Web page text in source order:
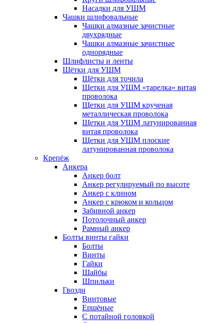
Насадки для УШМ
Чашки шлифовальные
Чашки алмазные зачистные
двухрядные
Чашки алмазные зачистные
однорядные
Шлифлисты и ленты
Щётки для УШМ
Щётки для точила
Щетки для УШМ «тарелка» витая
проволока
Щетки для УШМ крученая
металлическая проволока
Щетки для УШМ латунированная
витая проволока
Щетки для УШМ плоские
латунированная проволока
Крепёж
Анкера
Анкер болт
Анкер регулируемый по высоте
Анкер с клином
Анкер с крюком и кольцом
Забивной анкер
Потолочный анкер
Рамный анкер
Болты винты гайки
Болты
Винты
Гайки
Шайбы
Шпильки
Гвозди
Винтовые
Ершёные
С потайной головкой